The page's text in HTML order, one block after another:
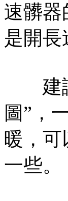
速髒器
是開長
建議
圖”，
暖，
一些。